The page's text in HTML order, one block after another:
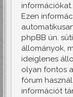
információkat.
Ezen
phpBB ún.
állományok,
ideiglenes
olyan fontos
fórum
információt